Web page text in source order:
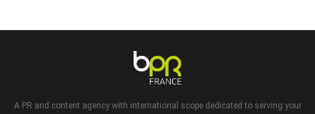
A PR and content agency with international scope dedicated to serving your